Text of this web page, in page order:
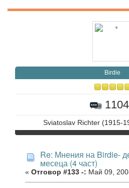
Birdie
Sviatoslav Richter (1915-
Re: Мнения на Birdie-
месеца (4 част)
« Отговор #133 -: Май 09,